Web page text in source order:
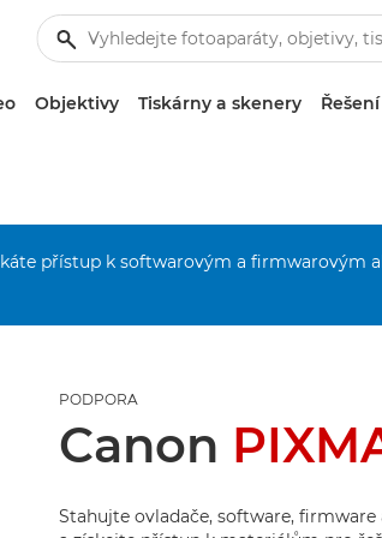
Objektivy Tiskárny a skenery
přístup k softwarovým a firmwarovým
PODPORA
Canon
Stahujte ovladače, software,